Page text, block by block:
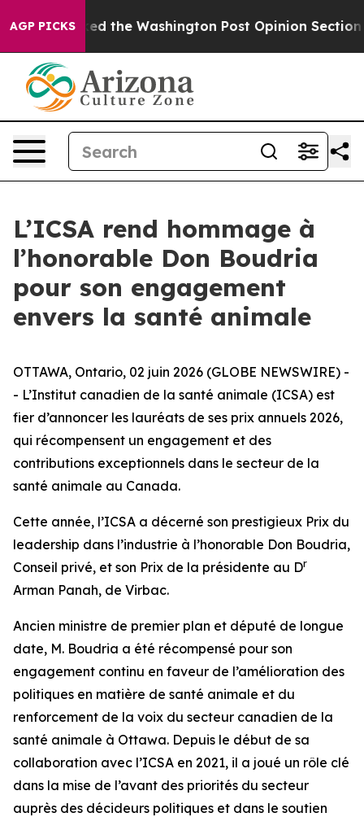
AGP PICKS
Wrecked the Washington Post Opinion Section
L’ICSA rend hommage à
l’honorable Don Boudria
pour son engagement
envers la santé animale
OTTAWA, Ontario, 02 juin 2026 (GLOBE NEWSWIRE) -
- L’Institut canadien de la santé animale (ICSA) est
fier d’annoncer les lauréats de ses prix annuels 2026,
qui récompensent un engagement et des
contributions exceptionnels dans le secteur de la
santé animale au Canada.
Cette année, l’ICSA a décerné son prestigieux Prix du
leadership dans l’industrie à l’honorable Don Boudria,
Conseil privé, et son Prix de la présidente au Dr
Arman Panah, de Virbac.
Ancien ministre de premier plan et député de longue
date, M. Boudria a été récompensé pour son
engagement continu en faveur de l’amélioration des
politiques en matière de santé animale et du
renforcement de la voix du secteur canadien de la
santé animale à Ottawa. Depuis le début de sa
collaboration avec l’ICSA en 2021, il a joué un rôle clé
dans la mise de l’avant des priorités du secteur
auprès des décideurs politiques et dans le soutien